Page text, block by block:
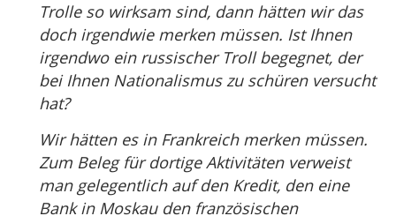
Trolle so wirksam sind, dann hätten wir das
doch irgendwie merken müssen. Ist Ihnen
irgendwo ein russischer Troll begegnet, der
bei Ihnen Nationalismus zu schüren versucht
hat?
Wir hätten es in Frankreich merken müssen.
Zum Beleg für dortige Aktivitäten verweist
man gelegentlich auf den Kredit, den eine
Bank in Moskau den französischen